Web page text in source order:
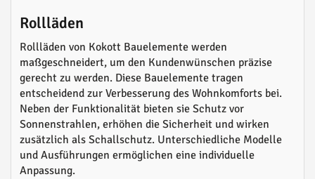
Rollläden
Rollläden von Kokott Bauelemente werden
maßgeschneidert, um den Kundenwünschen präzise
gerecht zu werden. Diese Bauelemente tragen
entscheidend zur Verbesserung des Wohnkomforts bei.
Neben der Funktionalität bieten sie Schutz vor
Sonnenstrahlen, erhöhen die Sicherheit und wirken
zusätzlich als Schallschutz. Unterschiedliche Modelle
und Ausführungen ermöglichen eine individuelle
Anpassung.